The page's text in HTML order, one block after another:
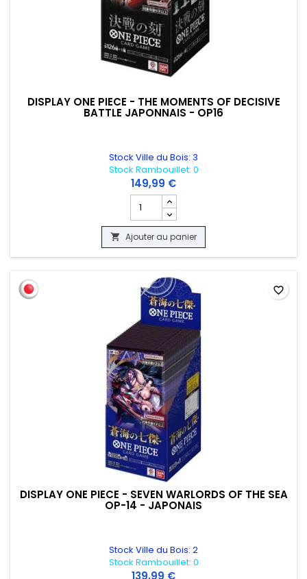
DISPLAY ONE PIECE - THE MOMENTS OF DECISIVE
BATTLE JAPONNAIS - OP16
Stock Ville du Bois: 3
Stock Rambouillet: 0
149,99 €
Champ quantité du produit DISPLAY ONE
 Ajouter au panier
DISPLAY ONE PIECE - SEVEN WARLORDS OF THE SEA
OP-14 - JAPONAIS
Stock Ville du Bois: 2
Stock Rambouillet: 0
139,99 €
favorite_border